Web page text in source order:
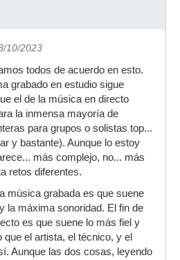
10/2023
todos de acuerdo en esto.
grabado en estudio sigue
el de la música en directo
la inmensa mayoría de
para grupos o solistas top...
y bastante). Aunque lo estoy
más complejo, no... más
retos diferentes.
música grabada es que suene
la máxima sonoridad. El fin de
es que suene lo más fiel y
que el artista, el técnico, y el
Aunque las dos cosas, leyendo